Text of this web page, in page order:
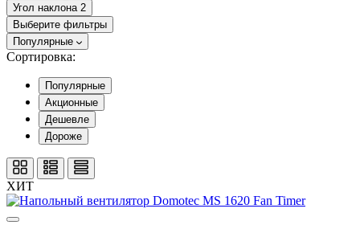
Угол наклона 2
Выберите фильтры
Популярные
Сортировка:
Популярные
Акционные
Дешевле
Дороже
ХИТ